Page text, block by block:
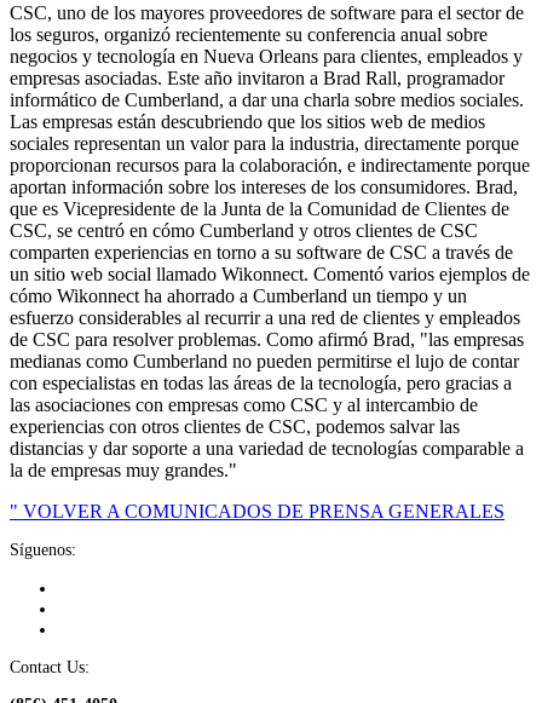
CSC, uno de los mayores proveedores de software para el sector de
los seguros, organizó recientemente su conferencia anual sobre
negocios y tecnología en Nueva Orleans para clientes, empleados y
empresas asociadas. Este año invitaron a Brad Rall, programador
informático de Cumberland, a dar una charla sobre medios sociales.
Las empresas están descubriendo que los sitios web de medios
sociales representan un valor para la industria, directamente porque
proporcionan recursos para la colaboración, e indirectamente porque
aportan información sobre los intereses de los consumidores. Brad,
que es Vicepresidente de la Junta de la Comunidad de Clientes de
CSC, se centró en cómo Cumberland y otros clientes de CSC
comparten experiencias en torno a su software de CSC a través de
un sitio web social llamado Wikonnect. Comentó varios ejemplos de
cómo Wikonnect ha ahorrado a Cumberland un tiempo y un
esfuerzo considerables al recurrir a una red de clientes y empleados
de CSC para resolver problemas. Como afirmó Brad, "las empresas
medianas como Cumberland no pueden permitirse el lujo de contar
con especialistas en todas las áreas de la tecnología, pero gracias a
las asociaciones con empresas como CSC y al intercambio de
experiencias con otros clientes de CSC, podemos salvar las
distancias y dar soporte a una variedad de tecnologías comparable a
la de empresas muy grandes."
" VOLVER A COMUNICADOS DE PRENSA GENERALES
Síguenos:
Contact Us: